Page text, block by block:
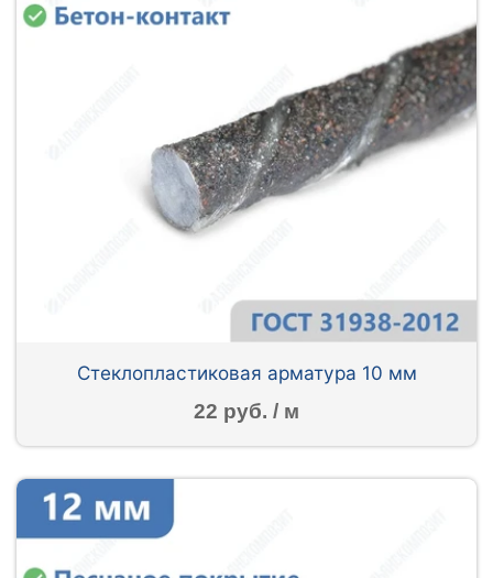
Стеклопластиковая арматура 10 мм
22 руб. / м